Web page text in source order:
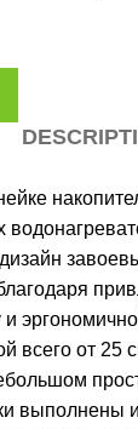
всего от 25
выполнены